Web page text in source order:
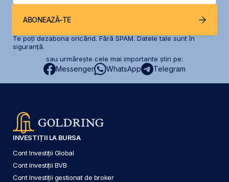
ABONEAZĂ-TE
Te poți dezabona oricând. Fără SPAM. Datele tale sunt în
siguranță.
sau urmărește cele mai importante știri pe:
Messenger WhatsApp Telegram
INVESTIȚII LA BURSA
Cont Investiții Global
Cont Investiții BVB
Cont Investiții gestionat de broker